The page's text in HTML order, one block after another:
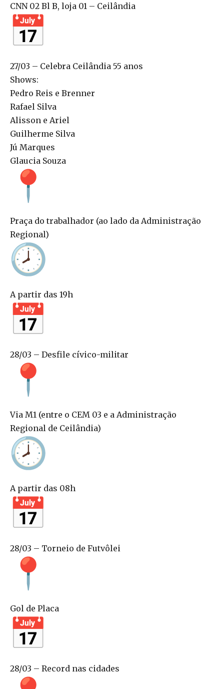
CNN 02 Bl B, loja 01 – Ceilândia
27/03 – Celebra Ceilândia 55 anos
Shows:
Pedro Reis e Brenner
Rafael Silva
Alisson e Ariel
Guilherme Silva
Jú Marques
Glaucia Souza
Praça do trabalhador (ao lado da Administração
Regional)
A partir das 19h
28/03 – Desfile cívico-militar
Via M1 (entre o CEM 03 e a Administração
Regional de Ceilândia)
A partir das 08h
28/03 – Torneio de Futvôlei
Gol de Placa
28/03 – Record nas cidades